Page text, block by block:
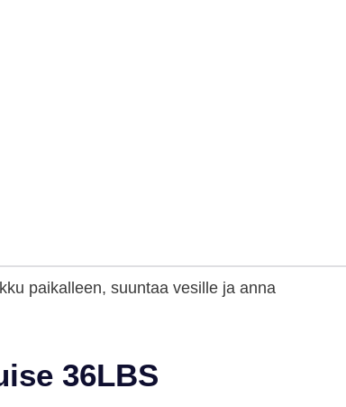
paikalleen, suuntaa vesille ja anna
36LBS